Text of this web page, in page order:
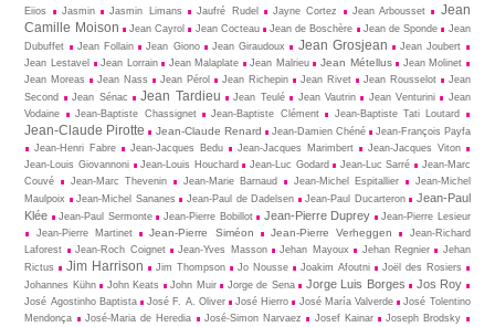
Eiios
Jasmin Jasmin Limans Jaufré Rudel Jayne Cortez Jean Arbousset
Jean
Camille Moison
Jean Cayrol Jean Cocteau Jean de Boschère Jean de Sponde
Jean
Dubuffet
Jean Follain Jean Giono Jean Giraudoux Jean Grosjean
Jean Joubert
Jean Lestavel
Jean Lorrain Jean Malaplate Jean Malrieu Jean Métellus
Jean Molinet
Jean Moreas
Jean Nass Jean Pérol Jean Richepin Jean Rivet Jean Rousselot
Jean
Second
Jean Sénac Jean Tardieu Jean Teulé Jean Vautrin Jean Venturini
Jean
Vodaine
Jean-Baptiste Chassignet Jean-Baptiste Clément Jean-Baptiste Tati Loutard
Jean-Claude Pirotte Jean-Claude Renard Jean-Damien Chéné
Jean-François Payfa
Jean-Henri Fabre
Jean-Jacques Bedu Jean-Jacques Marimbert
Jean-Jacques Viton
Jean-Louis Giovannoni
Jean-Louis Houchard Jean-Luc Godard Jean-Luc Sarré
Jean-Marc
Couvé
Jean-Marc Thevenin Jean-Marie Barnaud Jean-Michel Espitallier
Jean-Michel
Maulpoix
Jean-Michel Sananes Jean-Paul de Dadelsen Jean-Paul Ducarteron
Jean-Paul
Klée
Jean-Paul Sermonte Jean-Pierre Bobillot Jean-Pierre Duprey
Jean-Pierre Lesieur
Jean-Pierre Martinet
Jean-Pierre Siméon Jean-Pierre Verheggen
Jean-Richard
Laforest
Jean-Roch Coignet Jean-Yves Masson Jehan Mayoux Jehan Regnier
Jehan
Rictus
Jim Harrison Jim Thompson Jo Nousse Joakim Afoutni
Joël des Rosiers
Johannes Kühn
John Keats John Muir Jorge de Sena Jorge Luis Borges Jos Roy
José Agostinho Baptista José F. A. Oliver José Hierro José María Valverde
José Tolentino
Mendonça
José-Maria de Heredia José-Simon Narvaez Josef Kainar
Joseph Brodsky